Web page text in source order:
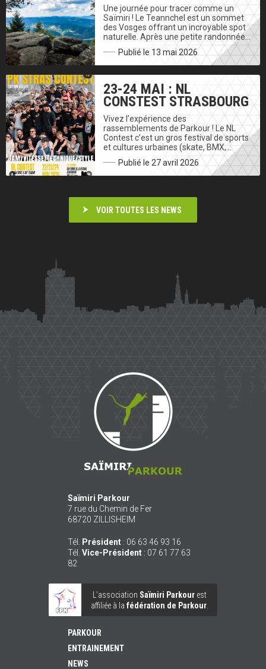
Une journée pour tracer comme un
Saïmiri ! Le Teannchel est un sommet
des Vosges offrant un incroyable spot
naturelle. Après une petite randonnée…
Publié le 13 mai 2026
23-24 MAI : NL
CONSTEST STRASBOURG
Vivez l’expérience des
rassemblements de Parkour ! Le NL
Contest c’est un gros festival de sports
et cultures urbaines (skate, BMX,…
Publié le 27 avril 2026
VOIR TOUTES LES NEWS
Saïmiri
Parkour
Saïmiri Parkour
7 rue du Chemin de Fer
68720 ZILLISHEIM
Tél. Président : 06 63 46 93 16
Tél. Vice-Président : 07 61 77 63
82
L’association Saïmiri Parkourest
affiliée à la fédération de Parkour.
PARKOUR
ENTRAINEMENT
NEWS